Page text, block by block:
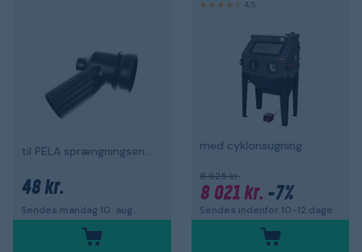
til PELA sprængningsenhed 81857
48 kr.
Sendes mandag 10. aug.
4,5
med cyklonsugning
8 625 kr.
8 021 kr. -7%
Sendes indenfor 10-12 dage